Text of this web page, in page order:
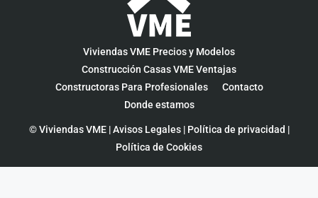
Viviendas VME Precios y Modelos
Construcción Casas VME Ventajas
Constructoras Para Profesionales
Contacto
Donde estamos
© Viviendas VME |Avisos Legales| Política de privacidad |
Política de Cookies